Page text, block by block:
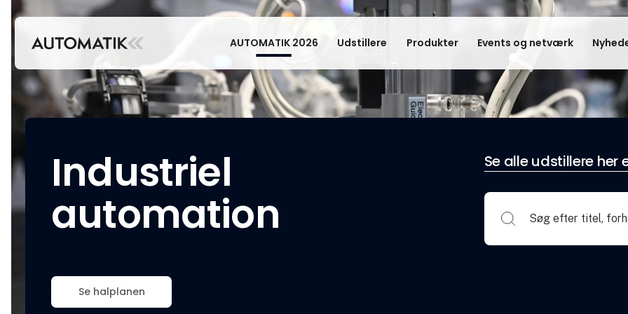
AUTOMATIK 2026 Udstillere Produkter Events og netværk
Industriel
automation
Se halplanen
Se alle udstillere her